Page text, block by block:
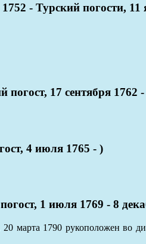
- Турский погости, 11
17 сентября 1762 -
4 июля 1765 - )
1 июля 1769 - 8
20 марта 1790 рукоположен